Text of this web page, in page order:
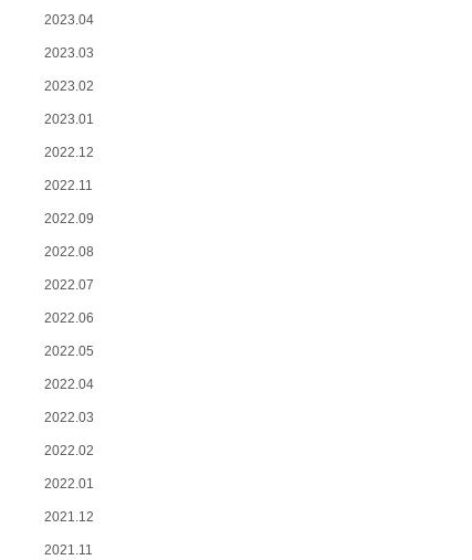
2023.04
2023.03
2023.02
2023.01
2022.12
2022.11
2022.09
2022.08
2022.07
2022.06
2022.05
2022.04
2022.03
2022.02
2022.01
2021.12
2021.11